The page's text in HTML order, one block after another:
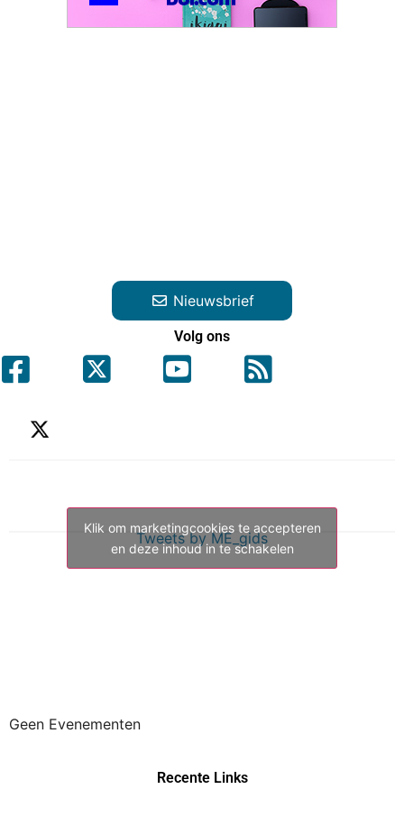
Nieuwsbrief
Volg ons
Tweets by ME_gids
Klik om marketingcookies te accepteren
en deze inhoud in te schakelen
Geen Evenementen
Recente Links